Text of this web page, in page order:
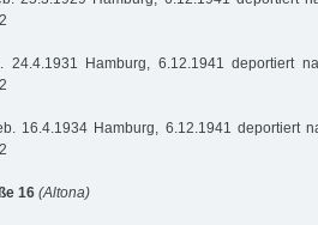
Hamburg, 6.12.1941 deportiert
16.4.1934 Hamburg, 6.12.1941 deportiert
16 (Altona)